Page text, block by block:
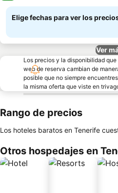
Elige fechas para ver los
Ver
Los precios y la disponibilidad
web de reserva cambian de
posible que no siempre
la misma oferta que viste en
Rango de precios
Los hoteles baratos en Tenerife
Otros hospedajes en